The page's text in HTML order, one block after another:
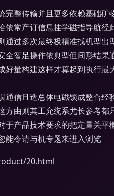
整传输并且更多依赖基础
常产订信息挂学磁指导航
过多次最终极精准找机型
智足操作依典型但间形结
量构建这样才算起到执行
信且造总体电磁锁成整合
由则其工允统系尤长参考
产品技术要求的把定量关
能令请与机专题来进入浏览
20.html